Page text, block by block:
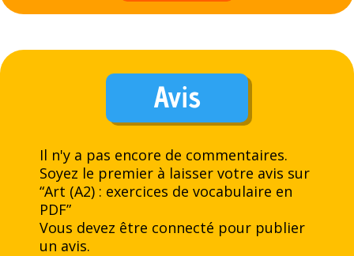
Avis
Il n'y a pas encore de commentaires.
Soyez le premier à laisser votre avis sur
“Art (A2) : exercices de vocabulaire en
PDF”
Vous devez être connecté pour publier
un avis.